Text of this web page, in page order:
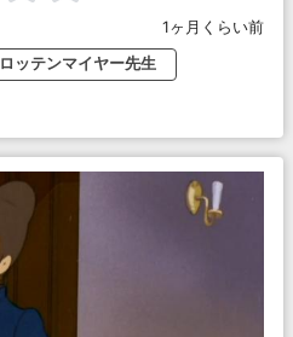
1ヶ月くらい前
ロッテンマイヤー先生